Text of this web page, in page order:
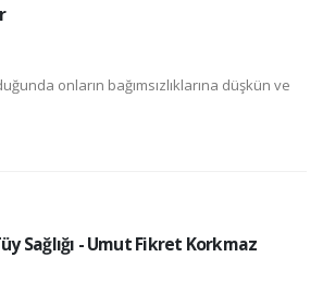
onların bağımsızlıklarına düşkün ve
Sağlığı - Umut Fikret Korkmaz